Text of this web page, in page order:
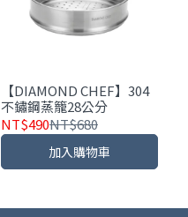
【DIAMOND CHEF】304
不鏽鋼蒸籠28公分
NT$490NT$680
加入購物車